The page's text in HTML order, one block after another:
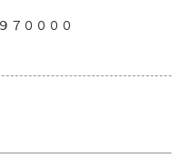
７００００